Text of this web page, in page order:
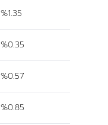
%1.35
%0.35
%0.57
%0.85